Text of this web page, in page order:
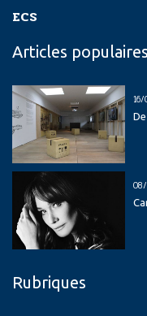
ECS
Articles populaires
Rubriques